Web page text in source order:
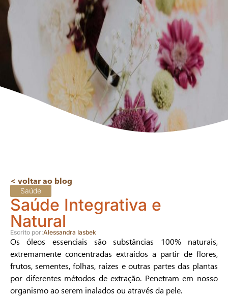
< voltar ao blog
Saúde
Saúde Integrativa e
Natural
Escrito por:Alessandra Iasbek
Os óleos essenciais são substâncias 100% naturais,
extremamente concentradas extraídos a partir de flores,
frutos, sementes, folhas, raízes e outras partes das plantas
por diferentes métodos de extração. Penetram em nosso
organismo ao serem inalados ou através da pele.